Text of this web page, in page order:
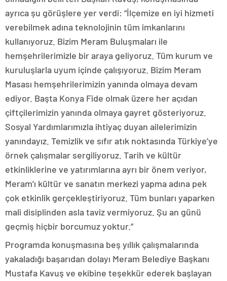
ayrıca şu görüşlere yer verdi: “İlçemize en iyi hizmeti
verebilmek adına teknolojinin tüm imkanlarını
kullanıyoruz. Bizim Meram Buluşmaları ile
hemşehrilerimizle bir araya geliyoruz. Tüm kurum ve
kuruluşlarla uyum içinde çalışıyoruz. Bizim Meram
Masası hemşehrilerimizin yanında olmaya devam
ediyor. Başta Konya Fide olmak üzere her açıdan
çiftçilerimizin yanında olmaya gayret gösteriyoruz.
Sosyal Yardımlarımızla ihtiyaç duyan ailelerimizin
yanındayız. Temizlik ve sıfır atık noktasında Türkiye’ye
örnek çalışmalar sergiliyoruz. Tarih ve kültür
etkinliklerine ve yatırımlarına ayrı bir önem veriyor,
Meram’ı kültür ve sanatın merkezi yapma adına pek
çok etkinlik gerçekleştiriyoruz. Tüm bunları yaparken
mali disiplinden asla taviz vermiyoruz. Şu an günü
geçmiş hiçbir borcumuz yoktur.”
Programda konuşmasına beş yıllık çalışmalarında
yakaladığı başarıdan dolayı Meram Belediye Başkanı
Mustafa Kavuş ve ekibine teşekkür ederek başlayan